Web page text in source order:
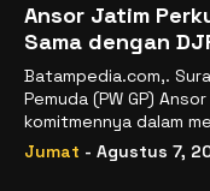
Ansor Jatim
Sama dengan
Batampedia.com,.
Pemuda (PW GP)
komitmennya dalam
Jumat - Agustus 7,